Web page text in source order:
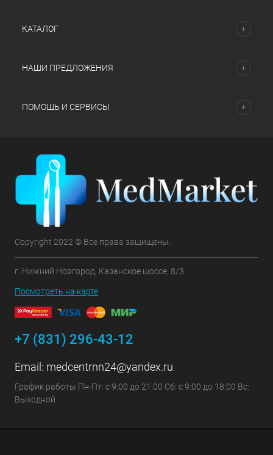
КАТАЛОГ
НАШИ ПРЕДЛОЖЕНИЯ
ПОМОЩЬ И СЕРВИСЫ
Copyright 2022 © Все права защищены.
г. Нижний Новгород, Казанское шоссе, 8/3
Посмотреть на карте
+7 (831) 296-43-12
Email: medcentrnn24@yandex.ru
График работы Пн-Пт: с 9:00 до 21:00 Сб: с 9:00 до 18:00 Вс:
Выходной